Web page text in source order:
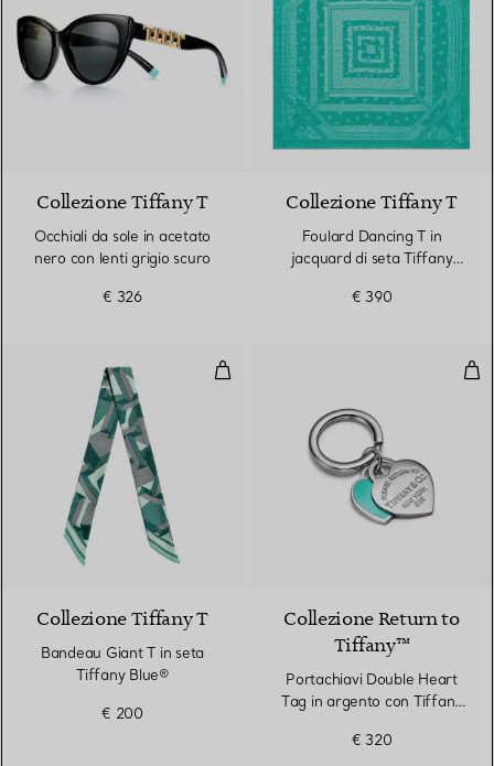
Collezione Tiffany T
Occhiali da sole in acetato
nero con lenti grigio scuro
€ 326
Collezione Tiffany T
Foulard Dancing T in
jacquard di seta Tiffany
€ 390
Bandeau Giant T in seta Tiffany
Collezione Tiffany T
Bandeau Giant T in seta
Tiffany Blue®
€ 200
Collezione Return to
Tiffany™
Portachiavi Double Heart
Tag in argento con Tiffany
€ 320